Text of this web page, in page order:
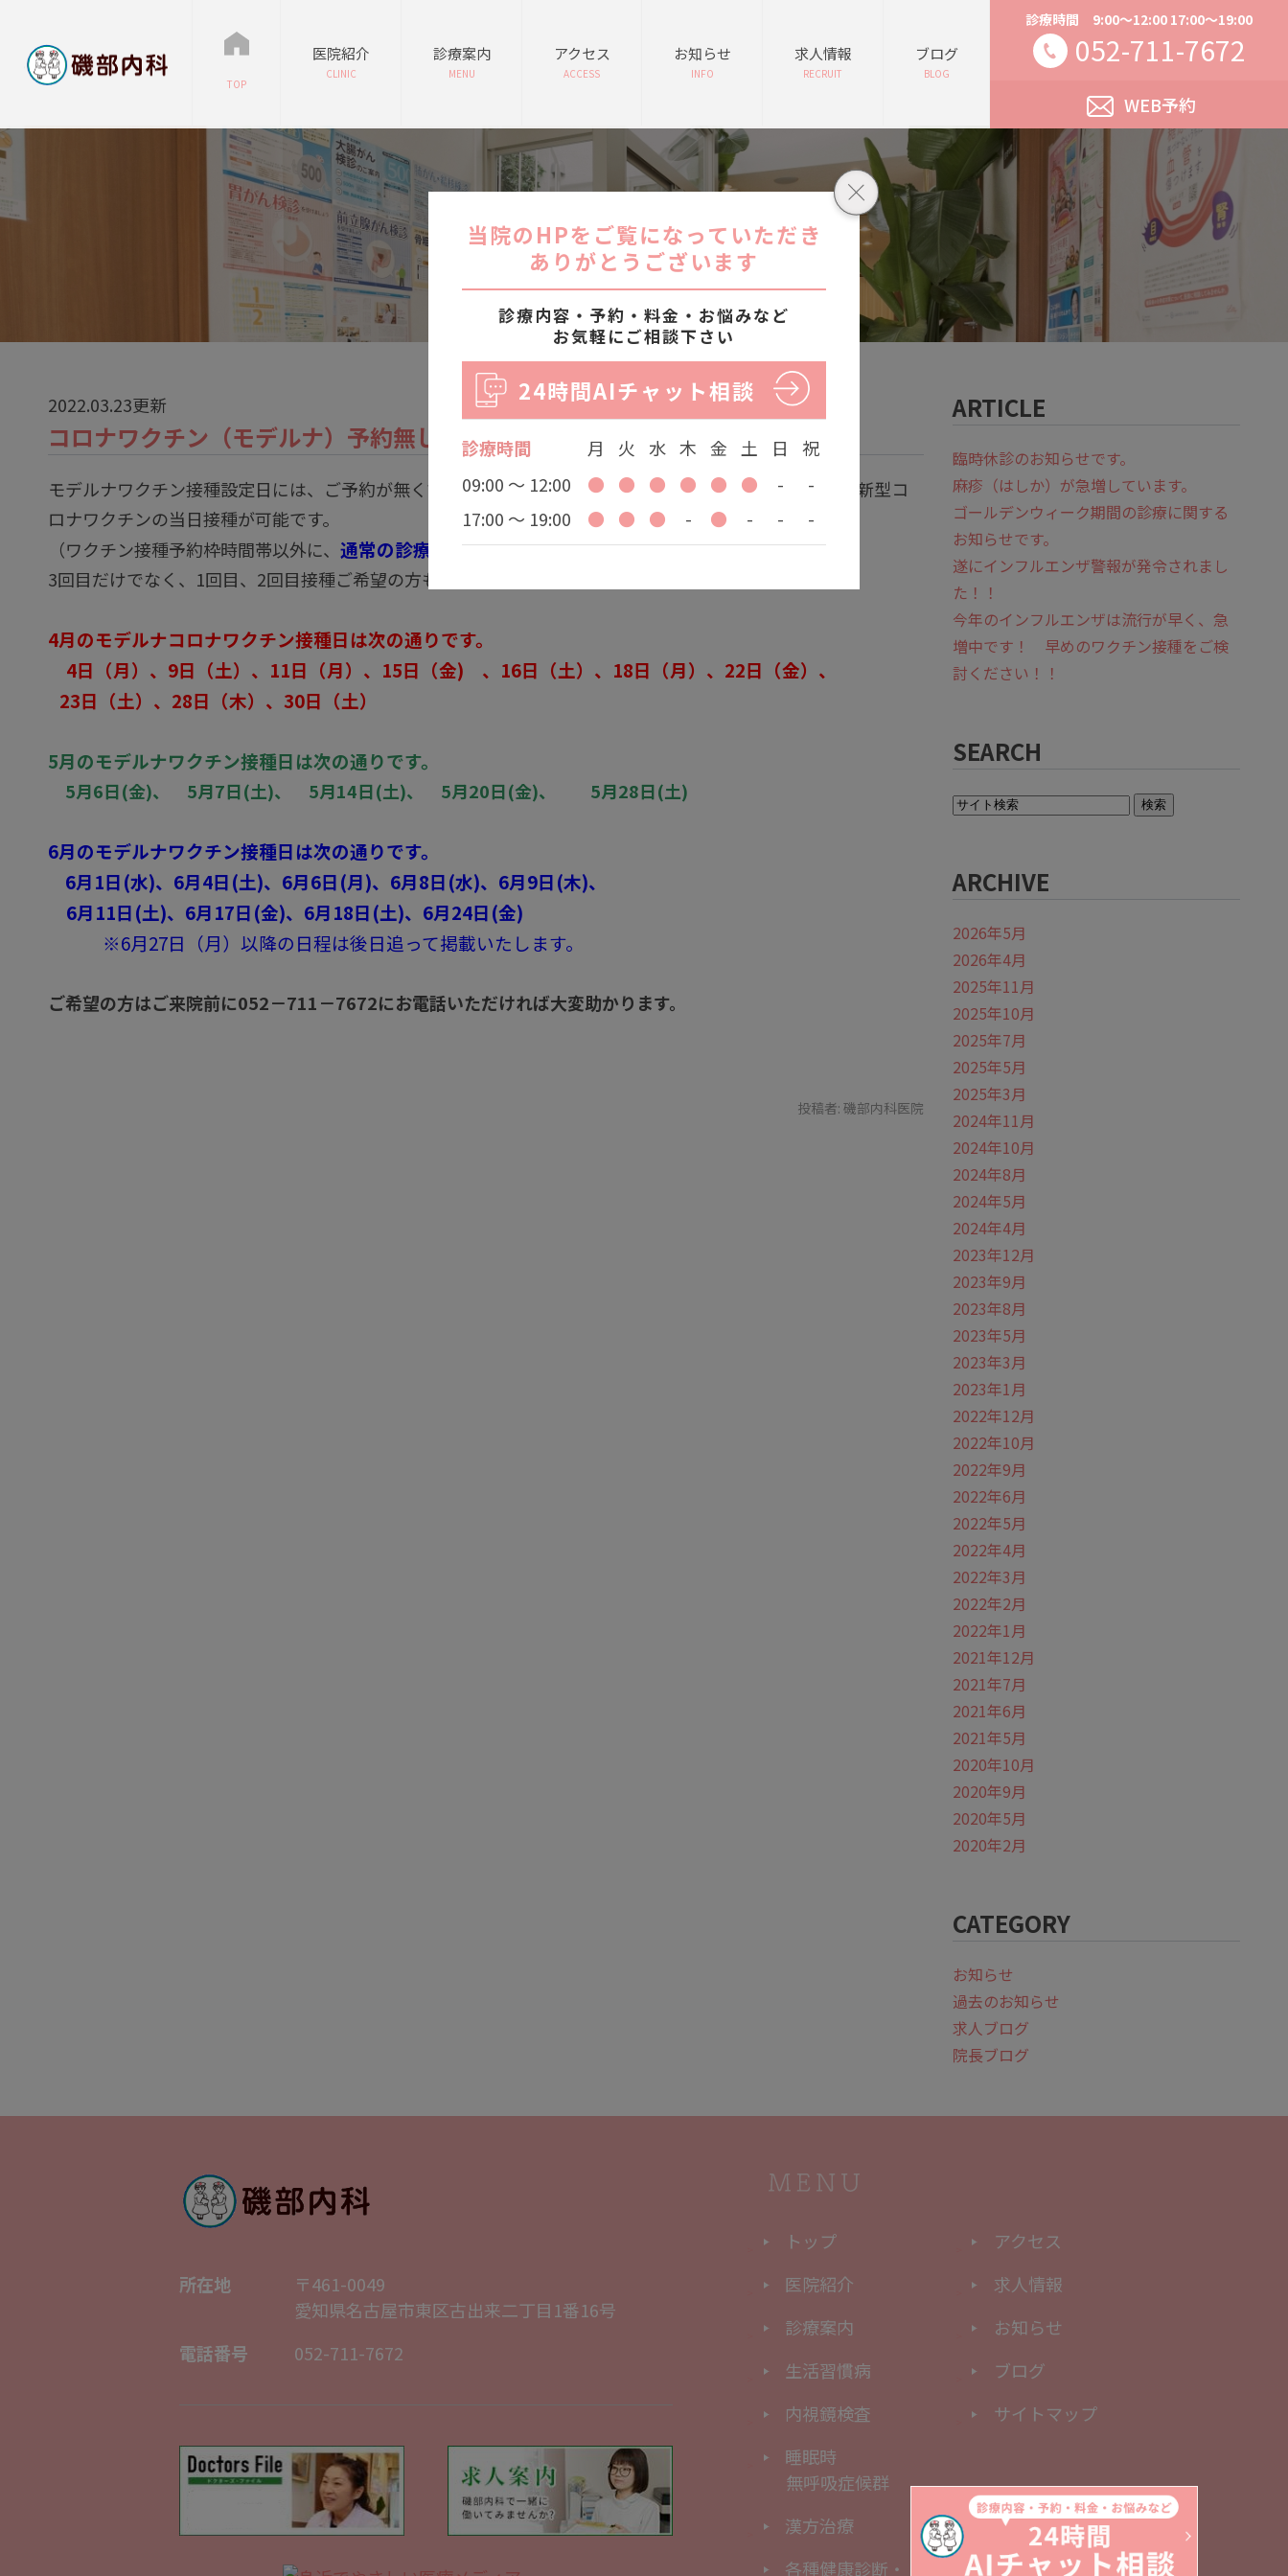
当院のHPをご覧になっていただき
ありがとうございます
診療内容・予約・料金・お悩みなど
お気軽にご相談下さい
24時間AIチャット相談
診療時間 月 火 水 木 金 土 日
祝
09:00 ～ 12:00
● ● ● ● ● ● -
-
17:00 ～ 19:00
● ● ● - ● - - -
TOP
医院紹介
CLINIC
診療案内
MENU
アクセス
ACCESS
お知らせ
INFO
求人情報
RECRUIT
ブログ
BLOG
診療時間 9:00～12:00 17:00～19:00
052-711-7672
WEB予約
アーカイブ
2022.03.23更新
コロナワクチン（モデルナ）予約無し当日接種のご案内（その3）です。
モデルナワクチン接種設定日には、ご予約が無くても接種券と保険証（身分証明書）を持参いただければ新型コ
ロナワクチンの当日接種が可能です。
（ワクチン接種予約枠時間帯以外に、 通常の診療時間内でもOKです。）
3回目だけでなく、1回目、2回目接種ご希望の方もお受けします。
4月のモデルナコロナワクチン接種日は次の通りです。
4日（月）、9日（土）、11日（月）、15日（金) 、16日（土）、18日（月）、22日（金）、
23日（土）、 28日（木）、30日（土）
5月のモデルナワクチン接種日は次の通りです。
5月6日(金)、 5月7日(土)、 5月14日(土)、 5月20日(金)、 5月28日(土)
6月のモデルナワクチン接種日は次の通りです。
6月1日(水)、6月4日(土)、6月6日(月)、6月8日(水)、6月9日(木)、
6月11日(土)、6月17日(金)、6月18日(土)、6月24日(金)
※6月27日（月）以降の日程は後日追って掲載いたします。
ご希望の方はご来院前に052－711－7672にお電話いただければ大変助かります。
投稿者: 磯部内科医院
ARTICLE
臨時休診のお知らせです。
麻疹（はしか）が急増しています。
ゴールデンウィーク期間の診療に関する
お知らせです。
遂にインフルエンザ警報が発令されまし
た！！
今年のインフルエンザは流行が早く、急
増中です！ 早めのワクチン接種をご検
討ください！！
SEARCH
ARCHIVE
2026年5月
2026年4月
2025年11月
2025年10月
2025年7月
2025年5月
2025年3月
2024年11月
2024年10月
2024年8月
2024年5月
2024年4月
2023年12月
2023年9月
2023年8月
2023年5月
2023年3月
2023年1月
2022年12月
2022年10月
2022年9月
2022年6月
2022年5月
2022年4月
2022年3月
2022年2月
2022年1月
2021年12月
2021年7月
2021年6月
2021年5月
2020年10月
2020年9月
2020年5月
2020年2月
CATEGORY
お知らせ
過去のお知らせ
求人ブログ
院長ブログ
所在地
〒461-0049
愛知県名古屋市東区古出来二丁目1番16号
電話番号
052-711-7672
トップ
医院紹介
診療案内
生活習慣病
内視鏡検査
睡眠時
無呼吸症候群
漢方治療
各種健康診断・
アクセス
求人情報
お知らせ
ブログ
サイトマップ